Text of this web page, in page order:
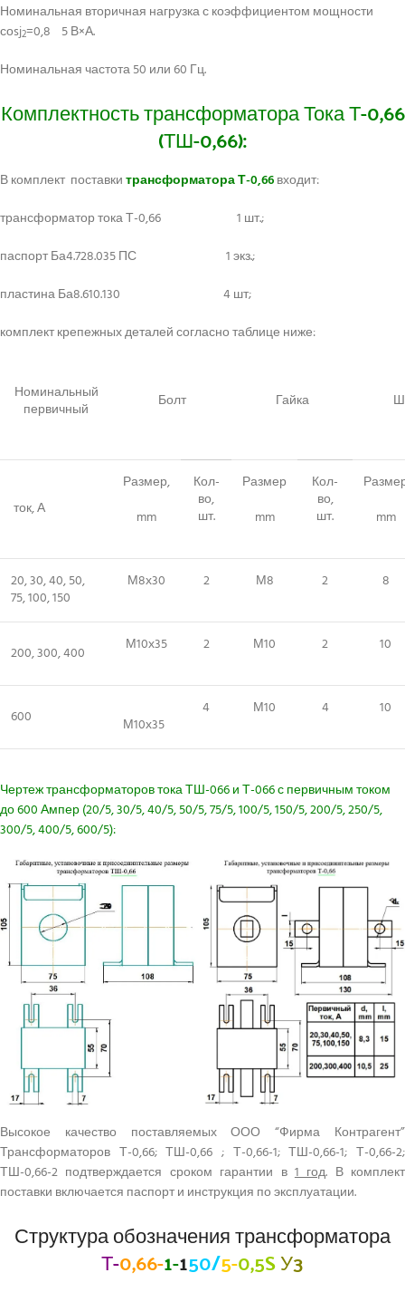
Номинальная вторичная нагрузка с коэффициентом мощности
соsj2=0,8 5 В×А.
Номинальная частота 50 или 60 Гц.
Комплектность трансформатора Тока Т-0,66
(ТШ-0,66):
В комплект поставкитрансформатора Т-0,66входит:
трансформатор тока Т-0,66 1 шт.;
паспорт Ба4.728.035 ПС 1 экз.;
пластина Ба8.610.130 4 шт;
комплект крепежных деталей согласно таблице ниже:
Номинальный
первичный
Болт Гайка
ток, А
Размер,
mm
Кол-
во,
шт.
Размер
mm
Кол-
во,
шт.
mm
20, 30, 40, 50,
75, 100, 150
М8х30 2 М8 2 8
200, 300, 400 М10х35 2 М10 2 10
600 М10х35
4 М10 4 10
Чертеж трансформаторов тока ТШ-066 и Т-066 с первичным током
до 600 Ампер (20/5, 30/5, 40/5, 50/5, 75/5, 100/5, 150/5, 200/5, 250/5,
300/5, 400/5, 600/5):
Высокое качество поставляемых ООО “Фирма Контрагент”
Трансформаторов Т-0,66; ТШ-0,66 ; Т-0,66-1; ТШ-0,66-1; Т-0,66-2;
ТШ-0,66-2 подтверждается сроком гарантии в 1 год. В комплект
поставки включается паспорт и инструкция по эксплуатации.
Структура обозначения трансформатора
Т-0,66-1-150/5-0,5SУ3